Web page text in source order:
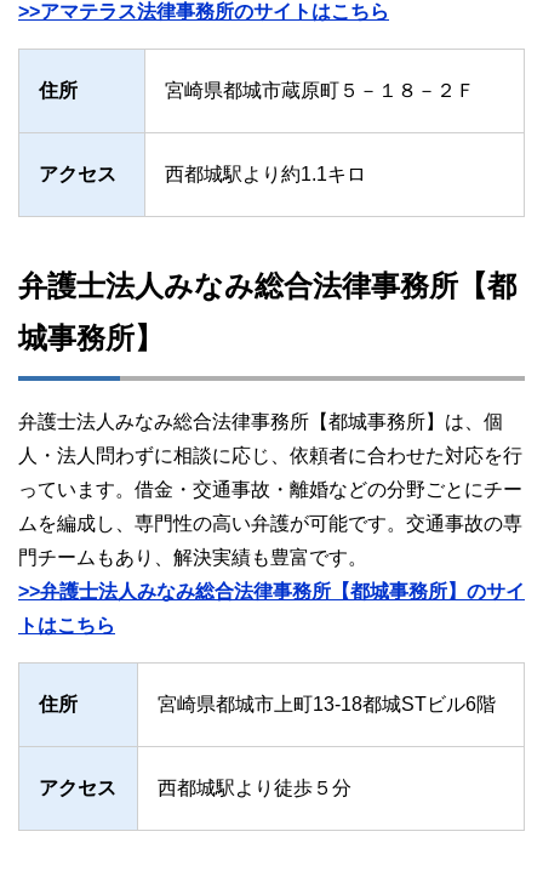
>>アマテラス法律事務所のサイトはこちら
住所 宮崎県都城市蔵原町５－１８－２Ｆ
アクセス 西都城駅より約1.1キロ
弁護士法人みなみ総合法律事務所【都
城事務所】
弁護士法人みなみ総合法律事務所【都城事務所】は、個
人・法人問わずに相談に応じ、依頼者に合わせた対応を行
っています。借金・交通事故・離婚などの分野ごとにチー
ムを編成し、専門性の高い弁護が可能です。交通事故の専
門チームもあり、解決実績も豊富です。
>>弁護士法人みなみ総合法律事務所【都城事務所】のサイ
トはこちら
住所 宮崎県都城市上町13-18都城STビル6階
アクセス 西都城駅より徒歩５分